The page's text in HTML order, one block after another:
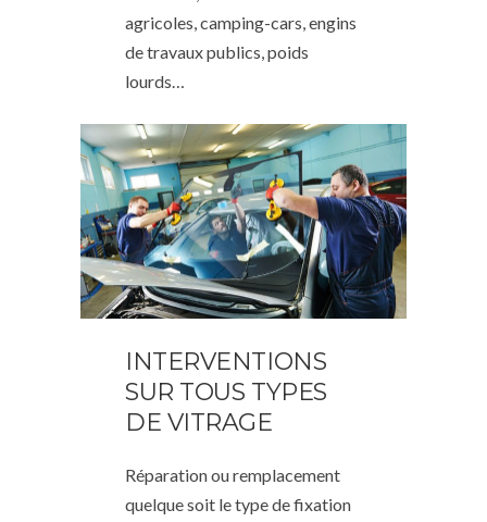
agricoles, camping-cars, engins
de travaux publics, poids
lourds…
INTERVENTIONS
SUR TOUS TYPES
DE VITRAGE
Réparation ou remplacement
quelque soit le type de fixation